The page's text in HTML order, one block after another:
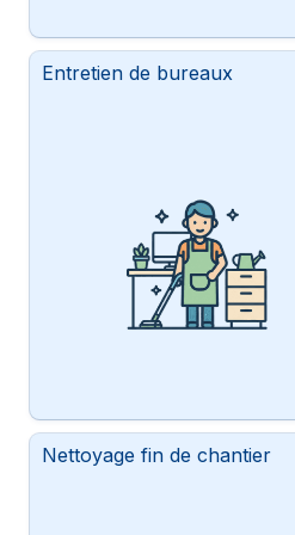
Entretien de bureaux
Nettoyage fin de chantier